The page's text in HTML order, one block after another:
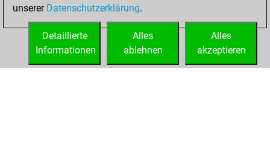
You created
your Fritz account
unserer Datenschutzerklärung.
Alles
akzeptieren
Alles
ablehnen
Detaillierte
Informationen